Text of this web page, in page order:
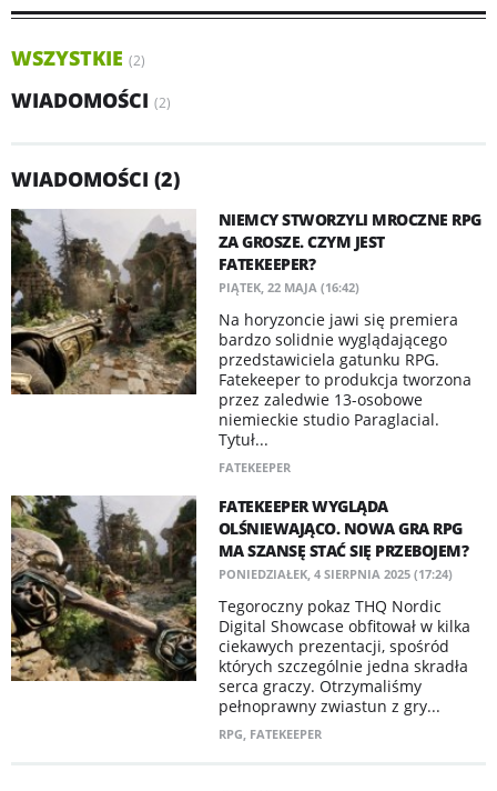
WSZYSTKIE (2)
WIADOMOŚCI (2)
WIADOMOŚCI (2)
NIEMCY STWORZYLI MROCZNE RPG
ZA GROSZE. CZYM JEST
FATEKEEPER?
PIĄTEK, 22 MAJA (16:42)
Na horyzoncie jawi się premiera
bardzo solidnie wyglądającego
przedstawiciela gatunku RPG.
Fatekeeper to produkcja tworzona
przez zaledwie 13-osobowe
niemieckie studio Paraglacial.
Tytuł...
FATEKEEPER
FATEKEEPER WYGLĄDA
OLŚNIEWAJĄCO. NOWA GRA RPG
MA SZANSĘ STAĆ SIĘ PRZEBOJEM?
PONIEDZIAŁEK, 4 SIERPNIA 2025 (17:24)
Tegoroczny pokaz THQ Nordic
Digital Showcase obfitował w kilka
ciekawych prezentacji, spośród
których szczególnie jedna skradła
serca graczy. Otrzymaliśmy
pełnoprawny zwiastun z gry...
RPG, FATEKEEPER